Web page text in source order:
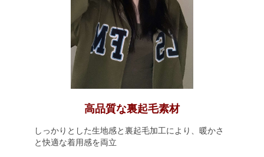
高品質な裏起毛素材
しっかりとした生地感と裏起毛加工により、暖かさ
と快適な着用感を両立